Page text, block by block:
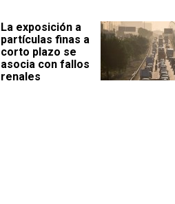
La exposición a
partículas finas a
corto plazo se
asocia con fallos
renales